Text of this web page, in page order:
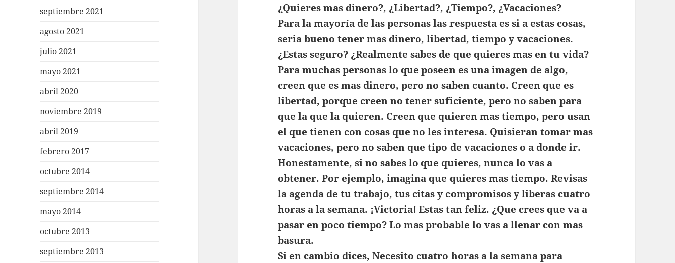
septiembre 2021
agosto 2021
julio 2021
mayo 2021
abril 2020
noviembre 2019
abril 2019
febrero 2017
octubre 2014
septiembre 2014
mayo 2014
octubre 2013
septiembre 2013
¿Quieres mas dinero?, ¿Libertad?, ¿Tiempo?, ¿Vacaciones?
Para la mayoría de las personas las respuesta es si a estas cosas,
seria bueno tener mas dinero, libertad, tiempo y vacaciones.
¿Estas seguro? ¿Realmente sabes de que quieres mas en tu vida?
Para muchas personas lo que poseen es una imagen de algo,
creen que es mas dinero, pero no saben cuanto. Creen que es
libertad, porque creen no tener suficiente, pero no saben para
que la que la quieren. Creen que quieren mas tiempo, pero usan
el que tienen con cosas que no les interesa. Quisieran tomar mas
vacaciones, pero no saben que tipo de vacaciones o a donde ir.
Honestamente, si no sabes lo que quieres, nunca lo vas a
obtener. Por ejemplo, imagina que quieres mas tiempo. Revisas
la agenda de tu trabajo, tus citas y compromisos y liberas cuatro
horas a la semana. ¡Victoria! Estas tan feliz. ¿Que crees que va a
pasar en poco tiempo? Lo mas probable lo vas a llenar con mas
basura.
Si en cambio dices, Necesito cuatro horas a la semana para